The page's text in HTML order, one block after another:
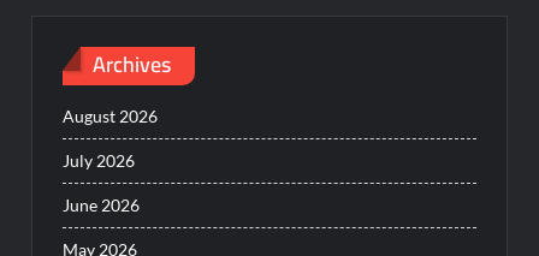
Archives
August 2026
July 2026
June 2026
May 2026